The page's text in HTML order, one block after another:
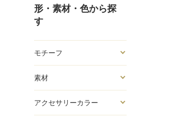
形・素材・色から探
す
モチーフ
素材
アクセサリーカラー